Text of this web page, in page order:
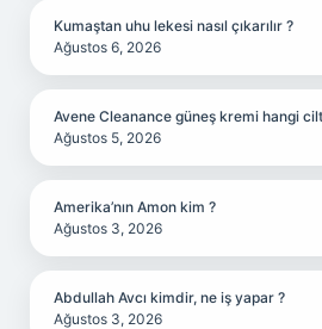
Kumaştan uhu lekesi nasıl çıkarılır ?
Ağustos 6, 2026
Avene Cleanance güneş kremi hangi
Ağustos 5, 2026
Amerika’nın Amon kim ?
Ağustos 3, 2026
Abdullah Avcı kimdir, ne iş yapar ?
Ağustos 3, 2026